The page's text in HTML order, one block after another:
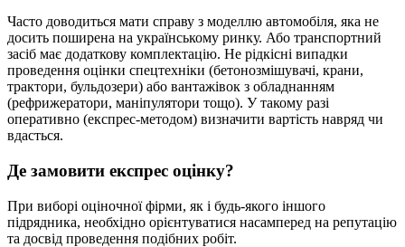
Часто доводиться мати справу з моделлю автомобіля, яка не
досить поширена на українському ринку. Або транспортний
засіб має додаткову комплектацію. Не рідкісні випадки
проведення оцінки спецтехніки (бетонозмішувачі, крани,
трактори, бульдозери) або вантажівок з обладнанням
(рефрижератори, маніпулятори тощо). У такому разі
оперативно (експрес-методом) визначити вартість навряд чи
вдасться.
Де замовити експрес оцінку?
При виборі оціночної фірми, як і будь-якого іншого
підрядника, необхідно орієнтуватися насамперед на репутацію
та досвід проведення подібних робіт.